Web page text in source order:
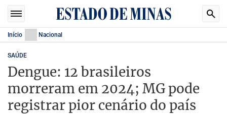
Início Nacional
SAÚDE
Dengue: 12 brasileiros
morreram em 2024; MG pode
registrar pior cenário do país